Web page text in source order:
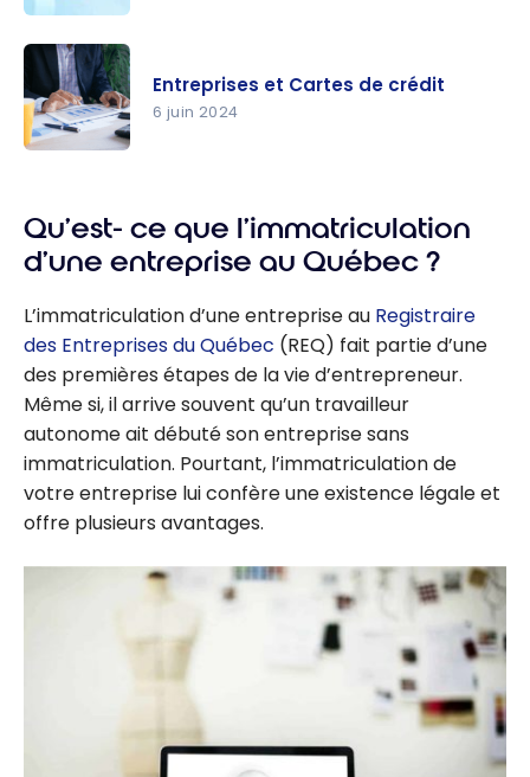
meilleures
cartes de
crédit pour
entreprise
de crédit
Entreprises et Cartes de crédit
6 juin 2024
Qu’est- ce que l’immatriculation
d’une entreprise au Québec ?
L’immatriculation d’une entreprise au Registraire
des Entreprises du Québec (REQ) fait partie d’une
des premières étapes de la vie d’entrepreneur.
Même si, il arrive souvent qu’un travailleur
autonome ait débuté son entreprise sans
immatriculation. Pourtant, l’immatriculation de
votre entreprise lui confère une existence légale et
offre plusieurs avantages.